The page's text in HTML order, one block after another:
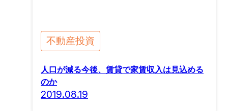
不動産投資
人口が減る今後、賃貸で家賃収入は見込める
のか
2019.08.19